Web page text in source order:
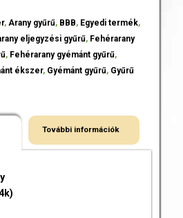
, Arany gyűrű, BBB, Egyedi termék,
eljegyzési gyűrű, Fehérarany
, Fehérarany gyémánt gyűrű,
ékszer, Gyémánt gyűrű, Gyűrű
További információk